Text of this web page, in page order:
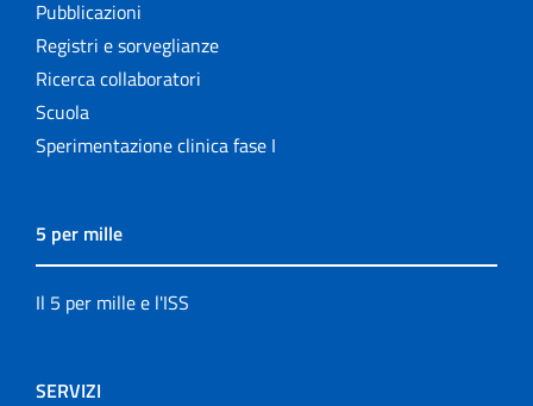
Pubblicazioni
Registri e sorveglianze
Ricerca collaboratori
Scuola
Sperimentazione clinica fase I
5 per mille
Il 5 per mille e l'ISS
SERVIZI